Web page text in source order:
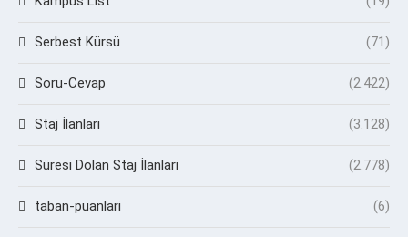
Serbest Kürsü (71)
Soru-Cevap (2.422)
Staj İlanları (3.128)
Süresi Dolan Staj İlanları (2.778)
taban-puanlari (6)